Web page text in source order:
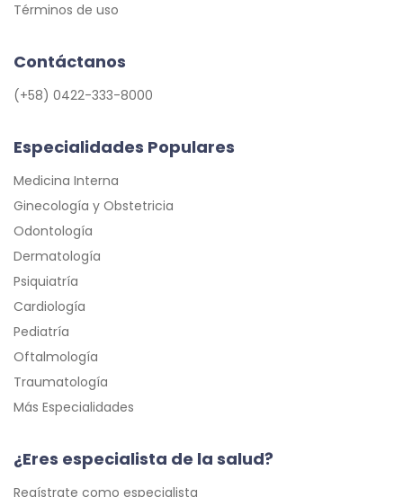
Términos de uso
Contáctanos
(+58) 0422-333-8000
Especialidades Populares
Medicina Interna
Ginecología y Obstetricia
Odontología
Dermatología
Psiquiatría
Cardiología
Pediatría
Oftalmología
Traumatología
Más Especialidades
¿Eres especialista de la salud?
Regístrate como especialista